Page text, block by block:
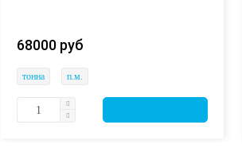
68000 руб
тонна п.м.